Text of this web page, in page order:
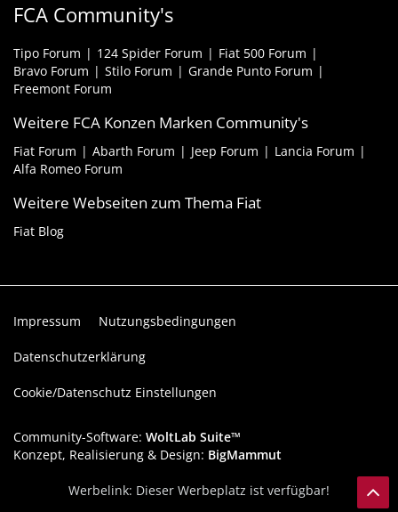
FCA Community's
Tipo Forum 124 Spider Forum
Fiat 500 Forum
Bravo Forum
Stilo Forum
Grande Punto Forum
Freemont Forum
Weitere FCA Konzen Marken Community's
Fiat Forum Abarth Forum Jeep Forum
Lancia Forum
Alfa Romeo Forum
Weitere Webseiten zum Thema Fiat
Fiat Blog
Impressum Nutzungsbedingungen
Datenschutzerklärung
Cookie/Datenschutz Einstellungen
Community-Software: WoltLab Suite™
Konzept, Realisierung & Design: BigMammut
Werbelink: Dieser Werbeplatz ist verfügbar!